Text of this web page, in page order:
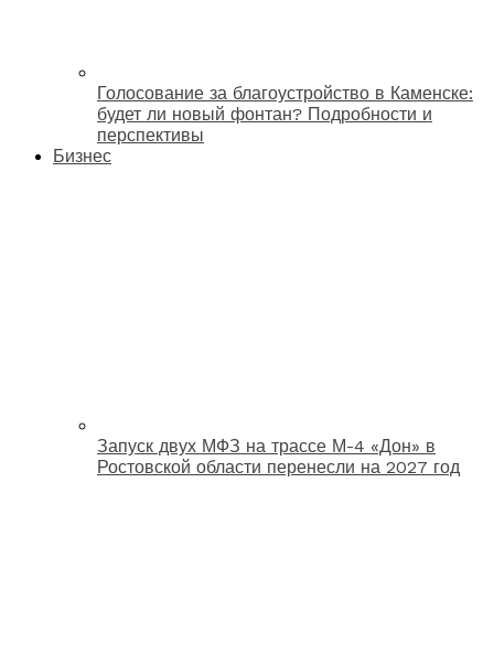
Голосование за благоустройство в Каменске:
будет ли новый фонтан? Подробности и
перспективы
Бизнес
Запуск двух МФЗ на трассе М-4 «Дон» в
Ростовской области перенесли на 2027 год